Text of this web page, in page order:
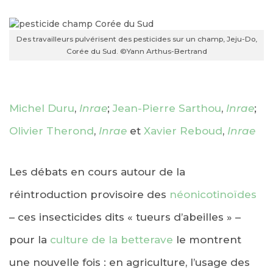
Des travailleurs pulvérisent des pesticides sur un champ, Jeju-Do,
Corée du Sud. ©Yann Arthus-Bertrand
Michel Duru, Inrae;Jean-Pierre Sarthou, Inrae;
Olivier Therond, Inrae et Xavier Reboud, Inrae
Les débats en cours autour de la
réintroduction provisoire des néonicotinoïdes
– ces insecticides dits « tueurs d’abeilles » –
pour la culture de la betterave le montrent
une nouvelle fois : en agriculture, l’usage des